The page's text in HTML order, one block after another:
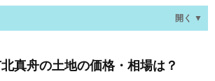
開く ▼
、12万円／坪（10年前比+2.4%）
真舟の土地の価格・相場は？